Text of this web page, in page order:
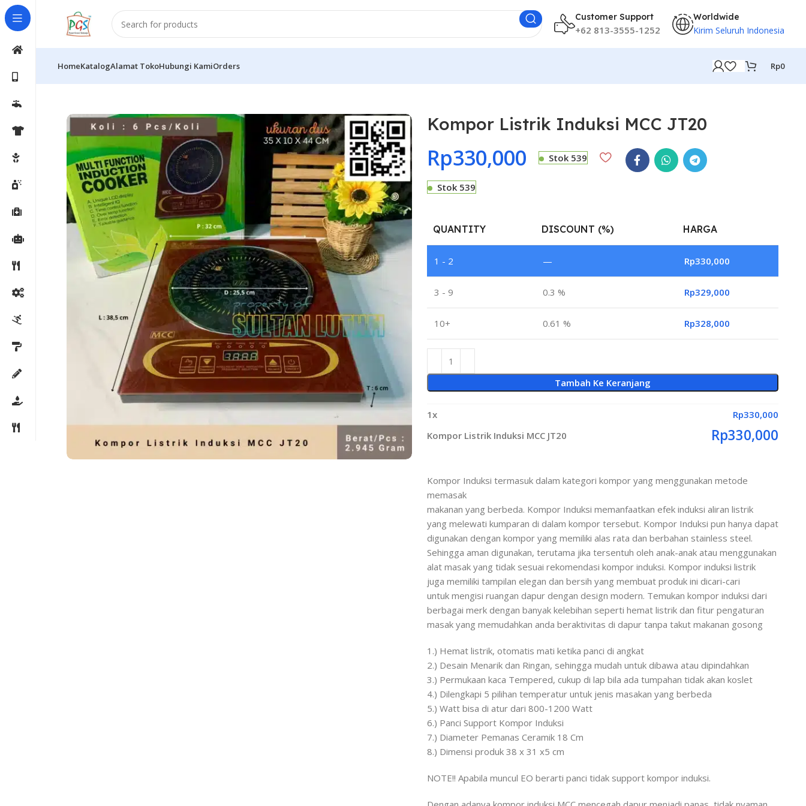
Customer Support
+62 813-3555-1252
Worldwide
Kirim Seluruh Indonesia
HomeKatalogAlamat TokoHubungi KamiOrders Rp0
Kompor Listrik Induksi MCC JT20
Rp330,000 Stok 539
Stok 539
QUANTITY DISCOUNT (%) HARGA
1 - 2 — Rp330,000
3 - 9 0.3 % Rp329,000
10+ 0.61 % Rp328,000
Tambah Ke Keranjang
1x Rp330,000
Kompor Listrik Induksi MCC JT20
Rp330,000
Kompor Induksi termasuk dalam kategori kompor yang menggunakan metode
memasak
makanan yang berbeda. Kompor Induksi memanfaatkan efek induksi aliran listrik
yang melewati kumparan di dalam kompor tersebut. Kompor Induksi pun hanya dapat
digunakan dengan kompor yang memiliki alas rata dan berbahan stainless steel.
Sehingga aman digunakan, terutama jika tersentuh oleh anak-anak atau menggunakan
alat masak yang tidak sesuai rekomendasi kompor induksi. Kompor induksi listrik
juga memiliki tampilan elegan dan bersih yang membuat produk ini dicari-cari
untuk mengisi ruangan dapur dengan design modern. Temukan kompor induksi dari
berbagai merk dengan banyak kelebihan seperti hemat listrik dan fitur pengaturan
masak yang memudahkan anda beraktivitas di dapur tanpa takut makanan gosong
1.) Hemat listrik, otomatis mati ketika panci di angkat
2.) Desain Menarik dan Ringan, sehingga mudah untuk dibawa atau dipindahkan
3.) Permukaan kaca Tempered, cukup di lap bila ada tumpahan tidak akan koslet
4.) Dilengkapi 5 pilihan temperatur untuk jenis masakan yang berbeda
5.) Watt bisa di atur dari 800-1200 Watt
6.) Panci Support Kompor Induksi
7.) Diameter Pemanas Ceramik 18 Cm
8.) Dimensi produk 38 x 31 x5 cm
NOTE!! Apabila muncul EO berarti panci tidak support kompor induksi.